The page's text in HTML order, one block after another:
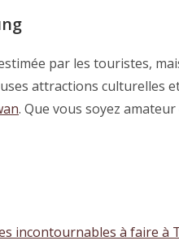
par les touristes,
attractions culturelles
. Que vous soyez
incontournables à faire à